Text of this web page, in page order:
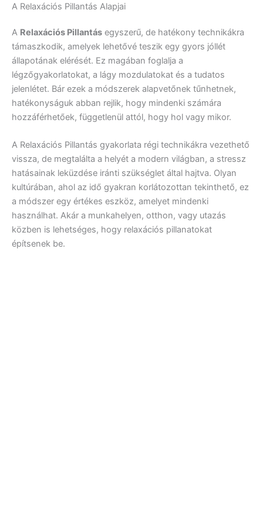
A Relaxációs Pillantás Alapjai
A Relaxációs Pillantás egyszerű, de hatékony technikákra
támaszkodik, amelyek lehetővé teszik egy gyors jóllét
állapotának elérését. Ez magában foglalja a
légzőgyakorlatokat, a lágy mozdulatokat és a tudatos
jelenlétet. Bár ezek a módszerek alapvetőnek tűnhetnek,
hatékonyságuk abban rejlik, hogy mindenki számára
hozzáférhetőek, függetlenül attól, hogy hol vagy mikor.
A Relaxációs Pillantás gyakorlata régi technikákra vezethető
vissza, de megtalálta a helyét a modern világban, a stressz
hatásainak leküzdése iránti szükséglet által hajtva. Olyan
kultúrában, ahol az idő gyakran korlátozottan tekinthető, ez
a módszer egy értékes eszköz, amelyet mindenki
használhat. Akár a munkahelyen, otthon, vagy utazás
közben is lehetséges, hogy relaxációs pillanatokat
építsenek be.